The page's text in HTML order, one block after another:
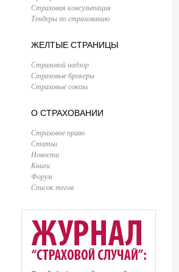
Страховая консультация
Тендеры по страхованию
ЖЕЛТЫЕ СТРАНИЦЫ
Страховой надзор
Страховые брокеры
Страховые союзы
О СТРАХОВАНИИ
Страховое право
Статьи
Новости
Книги
Форум
Список тегов